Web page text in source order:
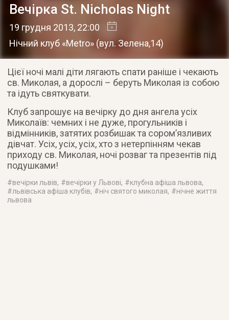
Вечірка St. Nicholas Night
19 грудня 2013, 22:00
Нічний клуб «Metro» (вул. Зелена,14)
Цієї ночі малi діти лягають спати раніше і чекають
св. Миколая, а дорослі – беруть Миколая із собою
та ідуть святкувати.
Клуб запрошує на вечірку до дня ангела усіх
Миколаїв: чемних і не дуже, прогульників і
відмінників, затятих розбишак та сором’язливих
дівчат. Усіх, усіх, усіх, хто з нетерпінням чекав
приходу св. Миколая, ночі розваг та презентів під
подушками!
#вечірки львів, #вечірки у Львові, #клубна афіша львова,
#львівська афіша клубів, #ніч святого миколая, #нічне життя
львова